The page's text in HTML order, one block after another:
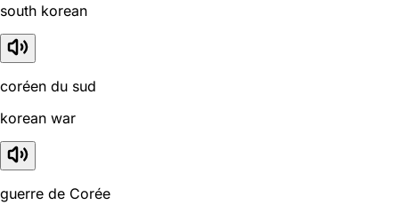
south korean
coréen du sud
korean war
guerre de Corée